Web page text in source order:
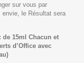
sur vous par
le Résultat sera
de 15ml Chacun et
d’Office avec